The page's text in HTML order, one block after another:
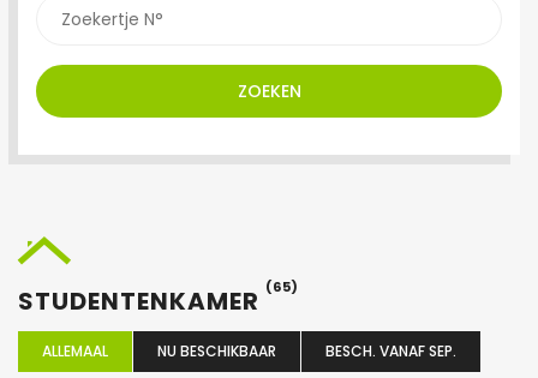
ZOEKEN
STUDENTENKAMER (65)
ALLEMAAL NU BESCHIKBAAR BESCH. VANAF SEP.